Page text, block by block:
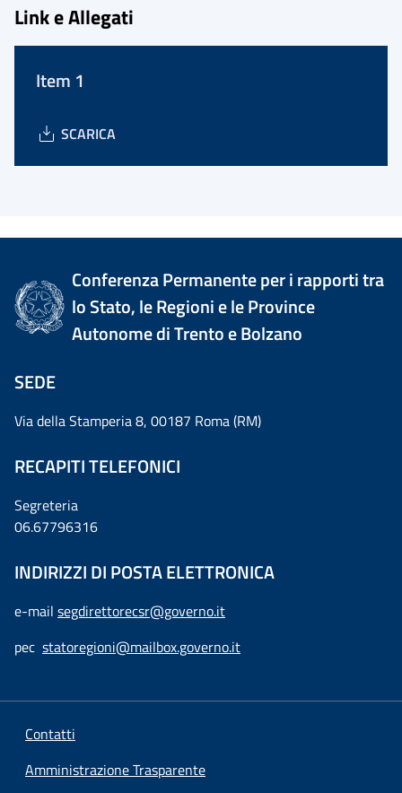
Link e Allegati
Item 1
SCARICA
Conferenza Permanente per i rapporti tra
lo Stato, le Regioni e le Province
Autonome di Trento e Bolzano
SEDE
Via della Stamperia 8, 00187 Roma (RM)
RECAPITI TELEFONICI
Segreteria
06.67796316
INDIRIZZI DI POSTA ELETTRONICA
e-mail segdirettorecsr@governo.it
pec statoregioni@mailbox.governo.it
Contatti
Amministrazione Trasparente